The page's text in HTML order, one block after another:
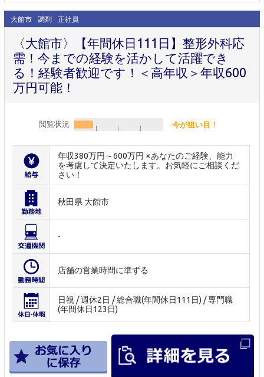
大館市 調剤 正社員
〈大館市〉【年間休日111日】整形外科応
需！今までの経験を活かして活躍でき
る！経験者歓迎です！＜高年収＞年収600
万円可能！
閲覧状況 今が狙い目！
年収380万円～600万円 ※あなたのご経験、能力
を考慮して決定いたします。お気軽にご相談くだ
さい！
秋田県 大館市
-
店舗の営業時間に準ずる
日祝 / 週休2日 / 総合職(年間休日111日) / 専門職
(年間休日123日)